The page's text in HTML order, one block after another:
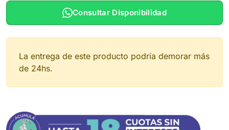
Consultar Disponibilidad
La entrega de este producto podría demorar más
de 24hs.